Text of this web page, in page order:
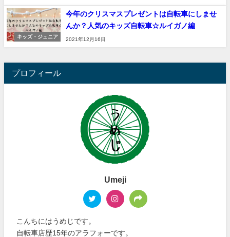
キッズ・ジュニア
今年のクリスマスプレゼントは自転車にしませ
んか？人気のキッズ自転車☆ルイガノ編
2021年12月16日
プロフィール
Umeji
こんちにはうめじです。
自転車店歴15年のアラフォーです。